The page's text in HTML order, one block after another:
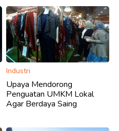
Industri
Upaya Mendorong
Penguatan UMKM Lokal
Agar Berdaya Saing